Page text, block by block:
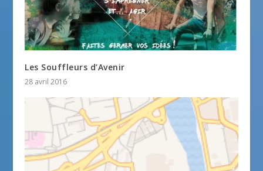
Les Souffleurs d’Avenir
28 avril 2016